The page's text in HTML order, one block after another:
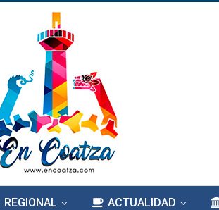
REGIONAL ACTUALIDAD